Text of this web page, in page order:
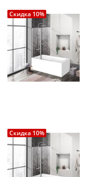
Скидка 10%
Скидка 10%